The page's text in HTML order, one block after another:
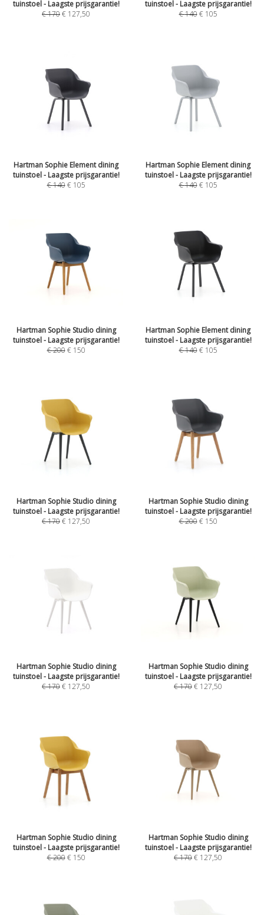
tuinstoel - Laagste prijsgarantie!
€170€ 127,50
tuinstoel - Laagste prijsgarantie!
€140 € 105
Hartman Sophie Element dining
tuinstoel - Laagste prijsgarantie!
€140 € 105
Hartman Sophie Element dining
tuinstoel - Laagste prijsgarantie!
€140 € 105
Hartman Sophie Studio dining
tuinstoel - Laagste prijsgarantie!
€200 € 150
Hartman Sophie Element dining
tuinstoel - Laagste prijsgarantie!
€140 € 105
Hartman Sophie Studio dining
tuinstoel - Laagste prijsgarantie!
€170€ 127,50
Hartman Sophie Studio dining
tuinstoel - Laagste prijsgarantie!
€200 € 150
Hartman Sophie Studio dining
tuinstoel - Laagste prijsgarantie!
€170€ 127,50
Hartman Sophie Studio dining
tuinstoel - Laagste prijsgarantie!
€170€ 127,50
Hartman Sophie Studio dining
tuinstoel - Laagste prijsgarantie!
€200 € 150
Hartman Sophie Studio dining
tuinstoel - Laagste prijsgarantie!
€170€ 127,50